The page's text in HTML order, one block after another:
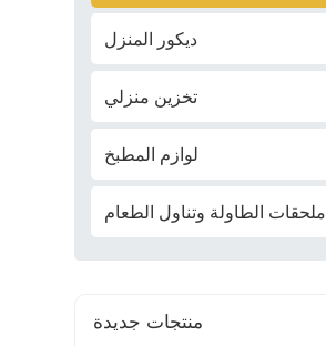
ديكور المنزل
تخزين منزلي
لوازم المطبخ
ملحقات الطاولة وتناول الطعام
منتجات جديدة